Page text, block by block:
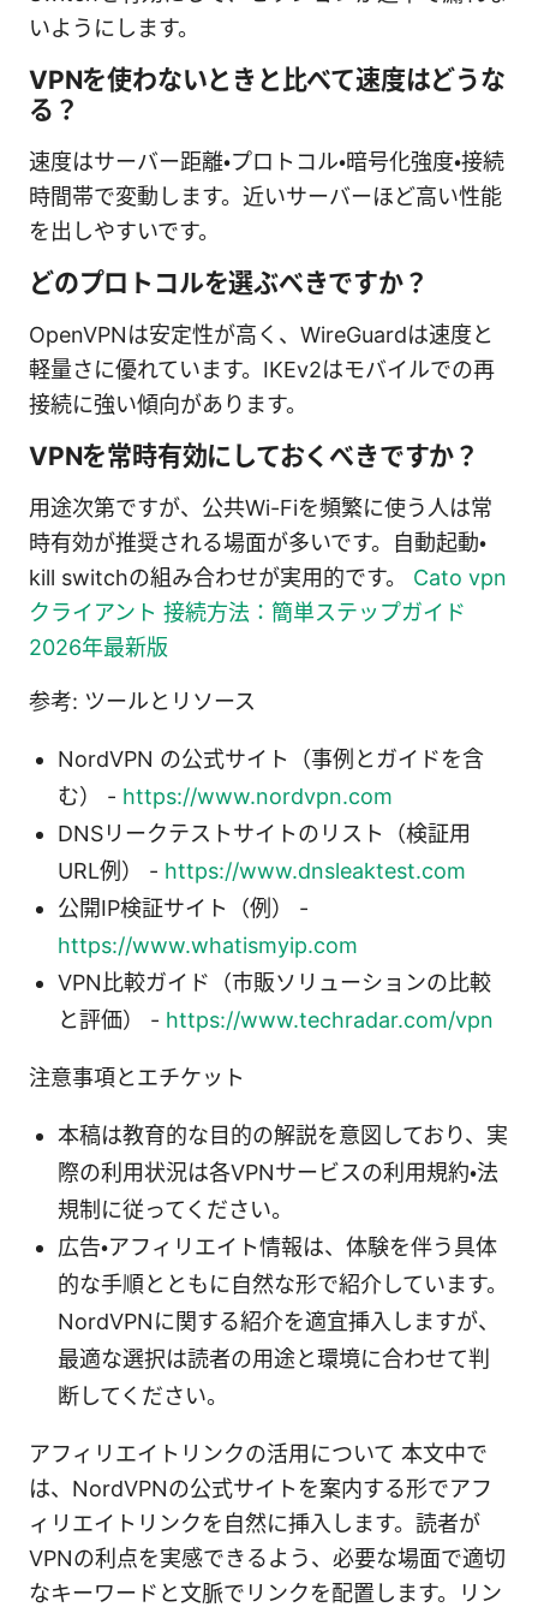
いようにします。
VPNを使わないときと比べて速度はどうな
る？
速度はサーバー距離・プロトコル・暗号化強度・接続
時間帯で変動します。近いサーバーほど高い性能
を出しやすいです。
どのプロトコルを選ぶべきですか？
OpenVPNは安定性が高く、WireGuardは速度と
軽量さに優れています。IKEv2はモバイルでの再
接続に強い傾向があります。
VPNを常時有効にしておくべきですか？
用途次第ですが、公共Wi-Fiを頻繁に使う人は常
時有効が推奨される場面が多いです。自動起動・
kill switchの組み合わせが実用的です。 Cato vpn
クライアント 接続方法：簡単ステップガイド
2026年最新版
参考: ツールとリソース
NordVPN の公式サイト（事例とガイドを含
む） - https://www.nordvpn.com
DNSリークテストサイトのリスト（検証用
URL例） - https://www.dnsleaktest.com
公開IP検証サイト（例） -
https://www.whatismyip.com
VPN比較ガイド（市販ソリューションの比較
と評価） - https://www.techradar.com/vpn
注意事項とエチケット
本稿は教育的な目的の解説を意図しており、実
際の利用状況は各VPNサービスの利用規約・法
規制に従ってください。
広告・アフィリエイト情報は、体験を伴う具体
的な手順とともに自然な形で紹介しています。
NordVPNに関する紹介を適宜挿入しますが、
最適な選択は読者の用途と環境に合わせて判
断してください。
アフィリエイトリンクの活用について 本文中で
は、NordVPNの公式サイトを案内する形でアフ
ィリエイトリンクを自然に挿入します。読者が
VPNの利点を実感できるよう、必要な場面で適切
なキーワードと文脈でリンクを配置します。リン